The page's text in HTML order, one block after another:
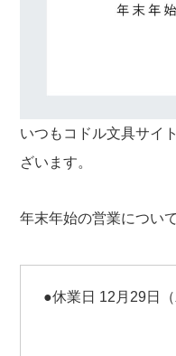
いつもコドル文具サイ
ざいます。
年末年始の営業につい
●休業日 12月29日